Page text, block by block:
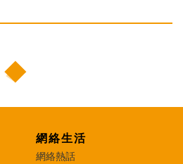
網絡生活
網絡熱話